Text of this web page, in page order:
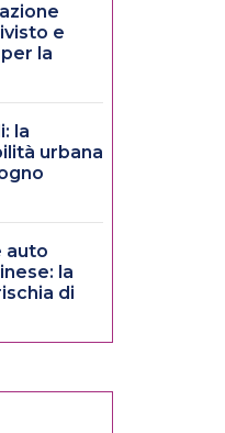
e
la
la
urbana
auto
la
di